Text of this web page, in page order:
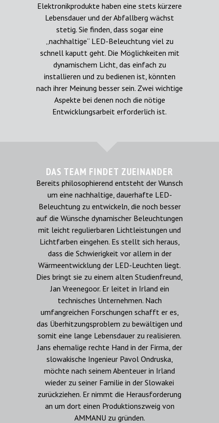
Elektronikprodukte haben eine stets kürzere
Lebensdauer und der Abfallberg wächst
stetig. Sie finden, dass sogar eine
„nachhaltige“ LED-Beleuchtung viel zu
schnell kaputt geht. Die Möglichkeiten mit
dynamischem Licht, das einfach zu
installieren und zu bedienen ist, könnten
nach ihrer Meinung besser sein. Zwei wichtige
Aspekte bei denen noch die nötige
Entwicklungsarbeit erforderlich ist.
DAS TEAM FINDET ZUEINANDER
Bereits philosophierend entsteht der Wunsch
um eine nachhaltige, dauerhafte LED-
Beleuchtung zu entwickeln, die noch besser
auf die Wünsche dynamischer Beleuchtungen
mit leicht regulierbaren Lichtleistungen und
Lichtfarben eingehen. Es stellt sich heraus,
dass die Schwierigkeit vor allem in der
Wärmeentwicklung der LED-Leuchten liegt.
Dies bringt sie zu einem alten Studienfreund,
Jan Vreenegoor. Er leitet in Irland ein
technisches Unternehmen. Nach
umfangreichen Forschungen schafft er es,
das Überhitzungsproblem zu bewältigen und
somit eine lange Lebensdauer zu realisieren.
Jans ehemalige rechte Hand in der Firma, der
slowakische Ingenieur Pavol Ondruska,
möchte nach seinem Abenteuer in Irland
wieder zu seiner Familie in der Slowakei
zurückziehen. Er nimmt die Herausforderung
an um dort einen Produktionszweig von
AMMANU zu gründen.